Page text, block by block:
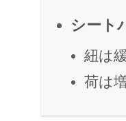
シート
紐は
荷は